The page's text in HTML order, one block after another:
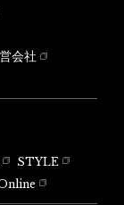
会社
STYLE